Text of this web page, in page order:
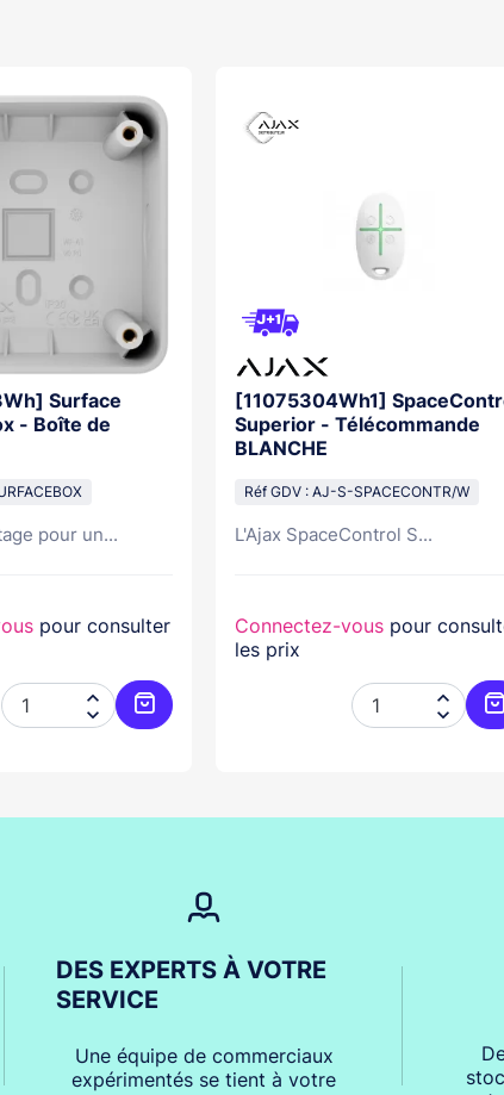
Surface
- Boîte de
pour un...
pour consulter


Ajouter au panier
[11075304Wh1]
Superior - Télécommande
BLANCHE
Réf GDV : AJ-S-SPACECONTR/W
L'Ajax SpaceControl S...
Connectez-vous pour
les prix


DES EXPERTS À VOTRE
SERVICE
Une équipe de commerciaux
expérimentés se tient à votre